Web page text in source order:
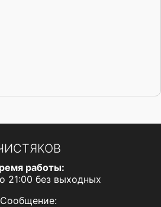
работы:
21:00 без выходных
Сообщение: